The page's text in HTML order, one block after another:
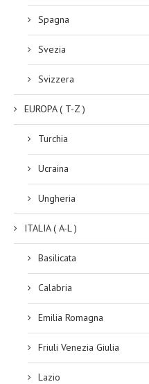
Spagna
Svezia
Svizzera
EUROPA ( T-Z )
Turchia
Ucraina
Ungheria
ITALIA ( A-L )
Basilicata
Calabria
Emilia Romagna
Friuli Venezia Giulia
Lazio